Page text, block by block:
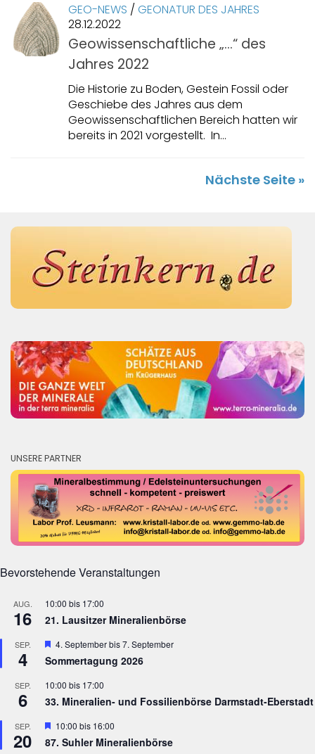
GEO-NEWS / GEONATUR DES JAHRES
28.12.2022
Geowissenschaftliche „…“ des
Jahres 2022
Die Historie zu Boden, Gestein Fossil oder
Geschiebe des Jahres aus dem
Geowissenschaftlichen Bereich hatten wir
bereits in 2021 vorgestellt. In...
Nächste Seite »
UNSERE PARTNER
Bevorstehende Veranstaltungen
AUG.
16
10:00 bis 17:00
21. Lausitzer Mineralienbörse
SEP.
4
Hervorgehoben
4. Septemberbis7. September
Sommertagung 2026
SEP.
6
10:00 bis 17:00
33. Mineralien- und Fossilienbörse Darmstadt-Eberstadt
SEP.
20
Hervorgehoben
10:00 bis 16:00
87. Suhler Mineralienbörse